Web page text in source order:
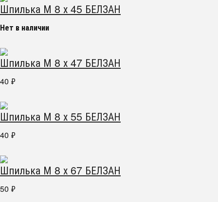
Шпилька М 8 х 45 БЕЛЗАН
Нет в наличии
Шпилька М 8 х 47 БЕЛЗАН
40 ₽
Шпилька М 8 х 55 БЕЛЗАН
40 ₽
Шпилька М 8 х 67 БЕЛЗАН
50 ₽